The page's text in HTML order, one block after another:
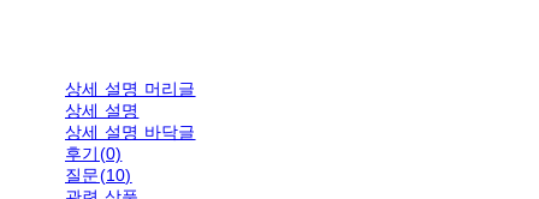
상세 설명 머리글
상세 설명
상세 설명 바닥글
후기(0)
질문(10)